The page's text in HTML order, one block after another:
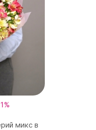
микс в